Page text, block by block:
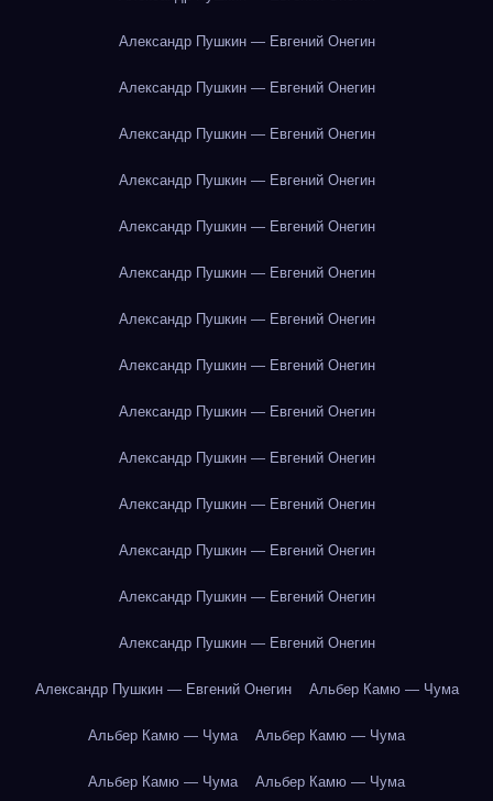
Александр Пушкин — Евгений Онегин
Александр Пушкин — Евгений Онегин
Александр Пушкин — Евгений Онегин
Александр Пушкин — Евгений Онегин
Александр Пушкин — Евгений Онегин
Александр Пушкин — Евгений Онегин
Александр Пушкин — Евгений Онегин
Александр Пушкин — Евгений Онегин
Александр Пушкин — Евгений Онегин
Александр Пушкин — Евгений Онегин
Александр Пушкин — Евгений Онегин
Александр Пушкин — Евгений Онегин
Александр Пушкин — Евгений Онегин
Александр Пушкин — Евгений Онегин
Александр Пушкин — Евгений Онегин Альбер Камю — Чума
Альбер Камю — Чума Альбер Камю — Чума
Альбер Камю — Чума Альбер Камю — Чума